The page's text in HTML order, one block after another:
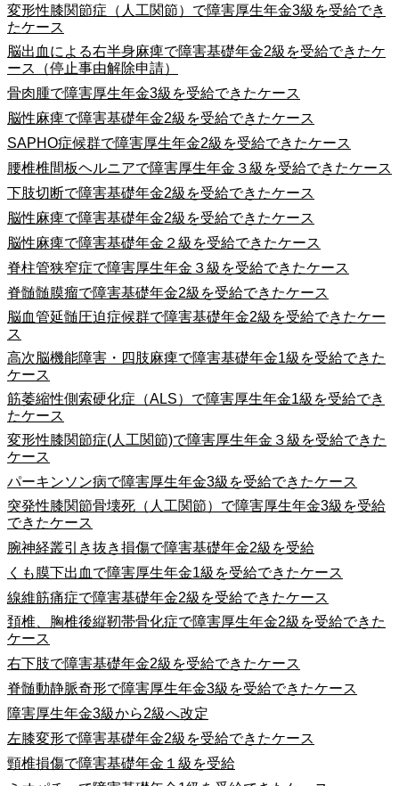
変形性膝関節症（人工関節）で障害厚生年金3級を受給でき
たケース
脳出血による右半身麻痺で障害基礎年金2級を受給できたケ
ース（停止事由解除申請）
骨肉腫で障害厚生年金3級を受給できたケース
脳性麻痺で障害基礎年金2級を受給できたケース
SAPHO症候群で障害厚生年金2級を受給できたケース
腰椎椎間板ヘルニアで障害厚生年金３級を受給できたケース
下肢切断で障害基礎年金2級を受給できたケース
脳性麻痺で障害基礎年金2級を受給できたケース
脳性麻痺で障害基礎年金２級を受給できたケース
脊柱管狭窄症で障害厚生年金３級を受給できたケース
脊髄髄膜瘤で障害基礎年金2級を受給できたケース
脳血管延髄圧迫症候群で障害基礎年金2級を受給できたケー
ス
高次脳機能障害・四肢麻痺で障害基礎年金1級を受給できた
ケース
筋萎縮性側索硬化症（ALS）で障害厚生年金1級を受給でき
たケース
変形性膝関節症(人工関節)で障害厚生年金３級を受給できた
ケース
パーキンソン病で障害厚生年金3級を受給できたケース
突発性膝関節骨壊死（人工関節）で障害厚生年金3級を受給
できたケース
腕神経叢引き抜き損傷で障害基礎年金2級を受給
くも膜下出血で障害厚生年金1級を受給できたケース
線維筋痛症で障害基礎年金2級を受給できたケース
頚椎、胸椎後縦靭帯骨化症で障害厚生年金2級を受給できた
ケース
右下肢で障害基礎年金2級を受給できたケース
脊髄動静脈奇形で障害厚生年金3級を受給できたケース
障害厚生年金3級から2級へ改定
左膝変形で障害基礎年金2級を受給できたケース
頸椎損傷で障害基礎年金１級を受給